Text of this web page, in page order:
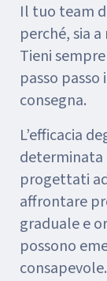
Il tuo team
perché, sia
Tieni
passo
consegna.
L’efficacia
determinata
progettati
affrontare
graduale e
possono
consapevole.